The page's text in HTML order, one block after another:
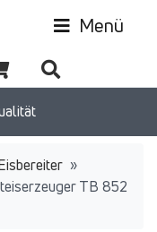
Menü
»
TB 852